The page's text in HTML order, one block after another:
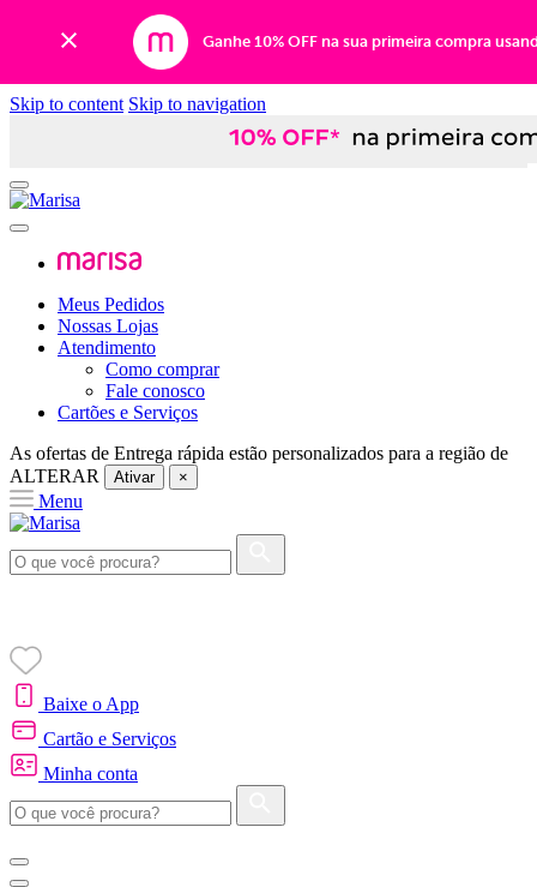
Ganhe 10% OFF na sua primeira compra
Skip to content Skip to navigation
Meus Pedidos
Nossas Lojas
Atendimento
Como comprar
Fale conosco
Cartões e Serviços
As ofertas de Entrega rápida estão personalizados para a região de
ALTERAR
Ativar ×
Menu
Baixe o App
Cartão e Serviços
Minha conta